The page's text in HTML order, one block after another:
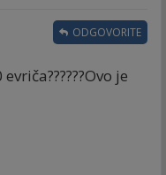
je
ODGOVORITE